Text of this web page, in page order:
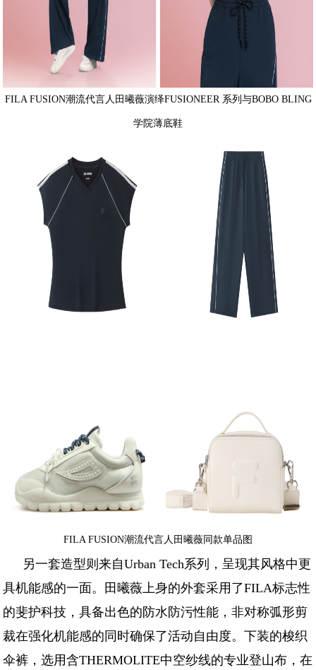
FILA FUSION潮流代言人田曦薇演绎FUSIONEER 系列与BOBO BLING
学院薄底鞋
FILA FUSION潮流代言人田曦薇同款单品图
另一套造型则来自Urban Tech系列，呈现其风格中更
具机能感的一面。田曦薇上身的外套采用了FILA标志性
的斐护科技，具备出色的防水防污性能，非对称弧形剪
裁在强化机能感的同时确保了活动自由度。下装的梭织
伞裤，选用含THERMOLITE中空纱线的专业登山布，在